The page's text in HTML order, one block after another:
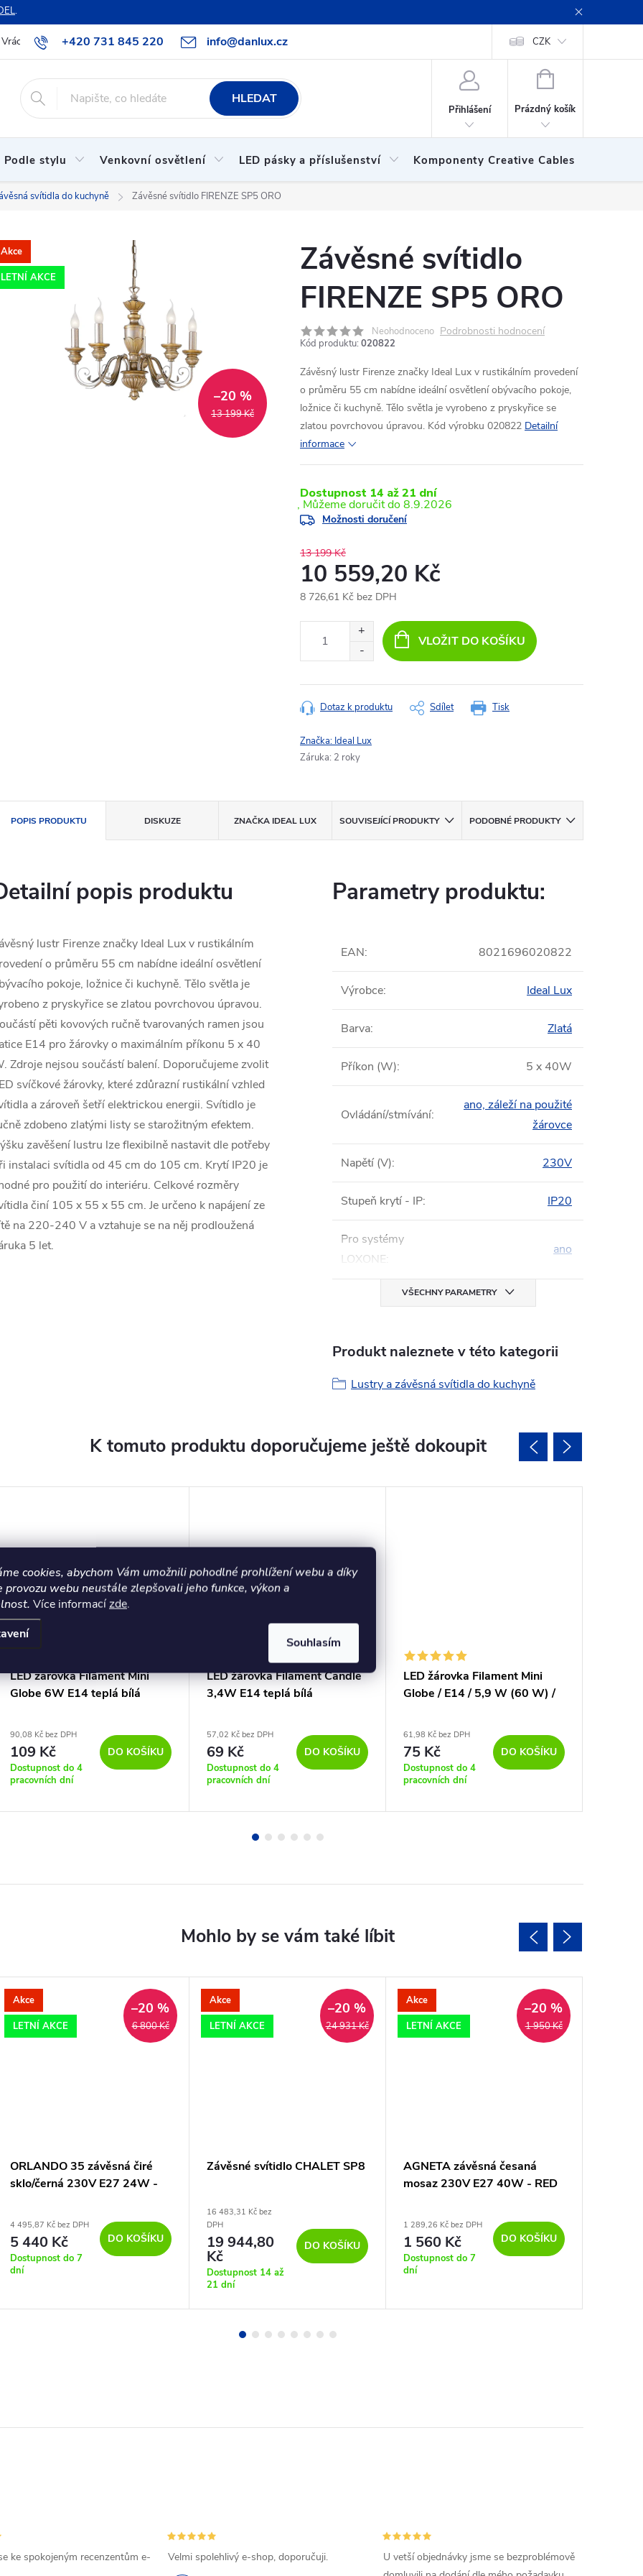
cookies, abychom Vám umožnili pohodlné prohlížení webu a díky
provozu webu neustále zlepšovali jeho funkce, výkon a
Více informacízde.
Souhlasím
.
+420 731 845 220 info@danlux.cz
Vrácení zboží a reklamace O nás B2B spolupráce Hodnocení obchodu Podmínky ochrany
CZK
HLEDAT
Přihlášení
NÁKUPNÍ
Prázdný košík
Podle stylu Venkovní osvětlení LED pásky a příslušenství Komponenty Creative Cables
svítidla do kuchyně Závěsné svítidlo FIRENZE SP5 ORO
Akce
LETNÍ AKCE
13 199 Kč
–20 %
Závěsné svítidlo
FIRENZE SP5 ORO
Neohodnoceno Podrobnosti hodnocení
Kód produktu: 020822
Závěsný lustr Firenze značky Ideal Lux v rustikálním provedení
o průměru 55 cm nabídne ideální osvětlení obývacího pokoje,
ložnice či kuchyně. Tělo světla je vyrobeno z pryskyřice se
zlatou povrchovou úpravou. Kód výrobku 020822 Detailní
informace
Dostupnost 14 až 21 dní
8.9.2026
Možnosti doručení
13 199 Kč
10 559,20 Kč
8 726,61 Kč bez DPH
VLOŽIT DO KOŠÍKU
Tisk
Dotaz k produktu Sdílet
Značka: Ideal Lux
Záruka: 2 roky
POPIS PRODUKTU DISKUZE ZNAČKA IDEAL LUX SOUVISEJÍCÍ PRODUKTY PODOBNÉ PRODUKTY
popis produktu
lustr Firenze značky Ideal Lux v rustikálním
o průměru 55 cm nabídne ideální osvětlení
pokoje, ložnice či kuchyně. Tělo světla je
z pryskyřice se zlatou povrchovou úpravou.
pěti kovových ručně tvarovaných ramen jsou
E14 pro žárovky o maximálním příkonu 5 x 40
Zdroje nejsou součástí balení. Doporučujeme zvolit
svíčkové žárovky, které zdůrazní rustikální vzhled
a zároveň šetří elektrickou energii. Svítidlo je
zdobeno zlatými listy se starožitným efektem.
zavěšení lustru lze flexibilně nastavit dle potřeby
instalaci svítidla od 45 cm do 105 cm. Krytí IP20 je
pro použití do interiéru. Celkové rozměry
činí 105 x 55 x 55 cm. Je určeno k napájení ze
na 220-240 V a vztahuje se na něj prodloužená
5 let.
Parametry produktu:
EAN: 8021696020822
Výrobce: Ideal Lux
Barva: Zlatá
Příkon (W): 5 x 40W
Ovládání/stmívání:
ano, záleží na použité
žárovce
Napětí (V): 230V
Stupeň krytí - IP: IP20
Pro systémy
LOXONE:
ano
VŠECHNY PARAMETRY
Produkt naleznete v této kategorii
Lustry a závěsná svítidla do kuchyně
K tomuto produktu doporučujeme ještě dokoupit
LED žárovka Filament Mini
Globe 6W E14 teplá bílá
90,08 Kč bez DPH
109 Kč
Dostupnost do 4
pracovních dní
DO KOŠÍKU
LED žárovka Filament Candle
3,4W E14 teplá bílá
57,02 Kč bez DPH
69 Kč
Dostupnost do 4
pracovních dní
DO KOŠÍKU
LED žárovka Filament Mini
Globe / E14 / 5,9 W (60 W) /
61,98 Kč bez DPH
75 Kč
Dostupnost do 4
pracovních dní
DO KOŠÍKU
Akce
LETNÍ AKCE
6 800 Kč
–20 %
ORLANDO 35 závěsná čiré
sklo/černá 230V E27 24W -
4 495,87 Kč bez DPH
5 440 Kč
Dostupnost do 7
dní
DO KOŠÍKU
Akce
LETNÍ AKCE
24 931 Kč
–20 %
Závěsné svítidlo CHALET SP8
16 483,31 Kč bez
DPH
19 944,80
Kč
Dostupnost 14 až
21 dní
DO KOŠÍKU
Akce
LETNÍ AKCE
1 950 Kč
–20 %
AGNETA závěsná česaná
mosaz 230V E27 40W - RED
1 289,26 Kč bez DPH
1 560 Kč
Dostupnost do 7
dní
DO KOŠÍKU
ke spokojeným recenzentům e-
Velmi spolehlivý e-shop, doporučuji.
U vetší objednávky jsme se bezproblémově